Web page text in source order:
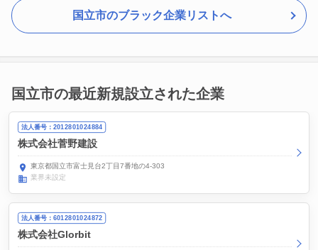
国立市のブラック企業リストへ
国立市の最近新規設立された企業
法人番号：2012801024884
株式会社菅野建設
東京都国立市富士見台2丁目7番地の4-303
業界未設定
法人番号：6012801024872
株式会社Glorbit